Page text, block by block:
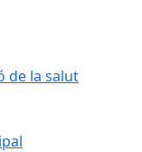
de la salut